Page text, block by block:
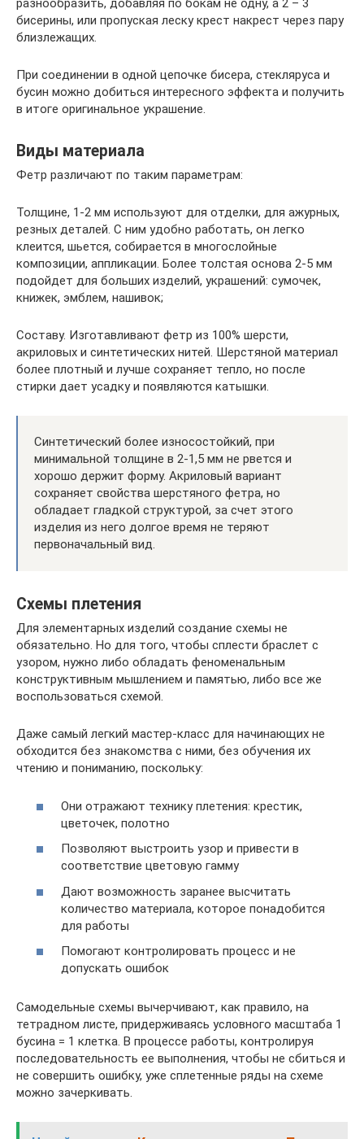
разнообразить, добавляя по бокам не одну, а 2 – 3
бисерины, или пропуская леску крест накрест через пару
близлежащих.
При соединении в одной цепочке бисера, стекляруса и
бусин можно добиться интересного эффекта и получить
в итоге оригинальное украшение.
Виды материала
Фетр различают по таким параметрам:
Толщине, 1-2 мм используют для отделки, для ажурных,
резных деталей. С ним удобно работать, он легко
клеится, шьется, собирается в многослойные
композиции, аппликации. Более толстая основа 2-5 мм
подойдет для больших изделий, украшений: сумочек,
книжек, эмблем, нашивок;
Составу. Изготавливают фетр из 100% шерсти,
акриловых и синтетических нитей. Шерстяной материал
более плотный и лучше сохраняет тепло, но после
стирки дает усадку и появляются катышки.
Синтетический более износостойкий, при
минимальной толщине в 2-1,5 мм не рвется и
хорошо держит форму. Акриловый вариант
сохраняет свойства шерстяного фетра, но
обладает гладкой структурой, за счет этого
изделия из него долгое время не теряют
первоначальный вид.
Схемы плетения
Для элементарных изделий создание схемы не
обязательно. Но для того, чтобы сплести браслет с
узором, нужно либо обладать феноменальным
конструктивным мышлением и памятью, либо все же
воспользоваться схемой.
Даже самый легкий мастер-класс для начинающих не
обходится без знакомства с ними, без обучения их
чтению и пониманию, поскольку:
Они отражают технику плетения: крестик,
цветочек, полотно
Позволяют выстроить узор и привести в
соответствие цветовую гамму
Дают возможность заранее высчитать
количество материала, которое понадобится
для работы
Помогают контролировать процесс и не
допускать ошибок
Самодельные схемы вычерчивают, как правило, на
тетрадном листе, придерживаясь условного масштаба 1
бусина = 1 клетка. В процессе работы, контролируя
последовательность ее выполнения, чтобы не сбиться и
не совершить ошибку, уже сплетенные ряды на схеме
можно зачеркивать.